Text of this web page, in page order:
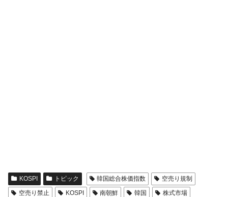
KOSPI トピック 韓国総合株価指数
空売り規制
空売り禁止
KOSPI 南朝鮮 韓国 株式市場